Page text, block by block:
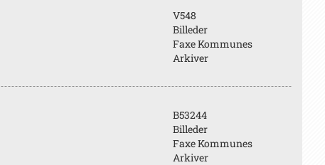
V548
Billeder
Faxe Kommunes
Arkiver
B53244
Billeder
Faxe Kommunes
Arkiver